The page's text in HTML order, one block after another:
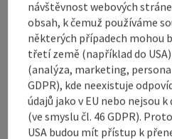
Marketing &
návštěvnost webových
obsah, k čemuž používáme
některých případech mohou
třetí země (například do
(analýza, marketing,
GDPR), kde neexistuje
údajů jako v EU nebo nejsou
(ve smyslu čl. 46 GDPR).
USA budou mít přístup k